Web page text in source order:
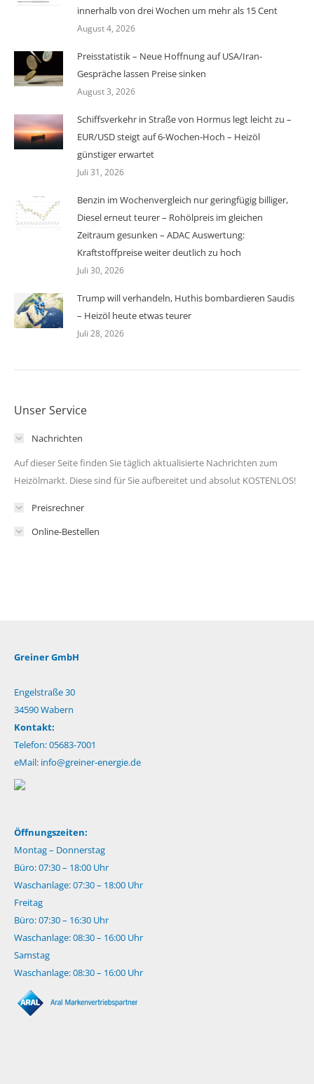
innerhalb von drei Wochen um mehr als 15 Cent
August 4, 2026
Preisstatistik – Neue Hoffnung auf USA/Iran-
Gespräche lassen Preise sinken
August 3, 2026
Schiffsverkehr in Straße von Hormus legt leicht zu –
EUR/USD steigt auf 6-Wochen-Hoch – Heizöl
günstiger erwartet
Juli 31, 2026
Benzin im Wochenvergleich nur geringfügig billiger,
Diesel erneut teurer – Rohölpreis im gleichen
Zeitraum gesunken – ADAC Auswertung:
Kraftstoffpreise weiter deutlich zu hoch
Juli 30, 2026
Trump will verhandeln, Huthis bombardieren Saudis
– Heizöl heute etwas teurer
Juli 28, 2026
Unser Service
Nachrichten
Auf dieser Seite finden Sie täglich aktualisierte Nachrichten zum
Heizölmarkt. Diese sind für Sie aufbereitet und absolut KOSTENLOS!
Preisrechner
Online-Bestellen
Greiner GmbH
Engelstraße 30
34590 Wabern
Kontakt:
Telefon: 05683-7001
eMail: info@greiner-energie.de
Öffnungszeiten:
Montag – Donnerstag
Büro: 07:30 – 18:00 Uhr
Waschanlage: 07:30 – 18:00 Uhr
Freitag
Büro: 07:30 – 16:30 Uhr
Waschanlage: 08:30 – 16:00 Uhr
Samstag
Waschanlage: 08:30 – 16:00 Uhr